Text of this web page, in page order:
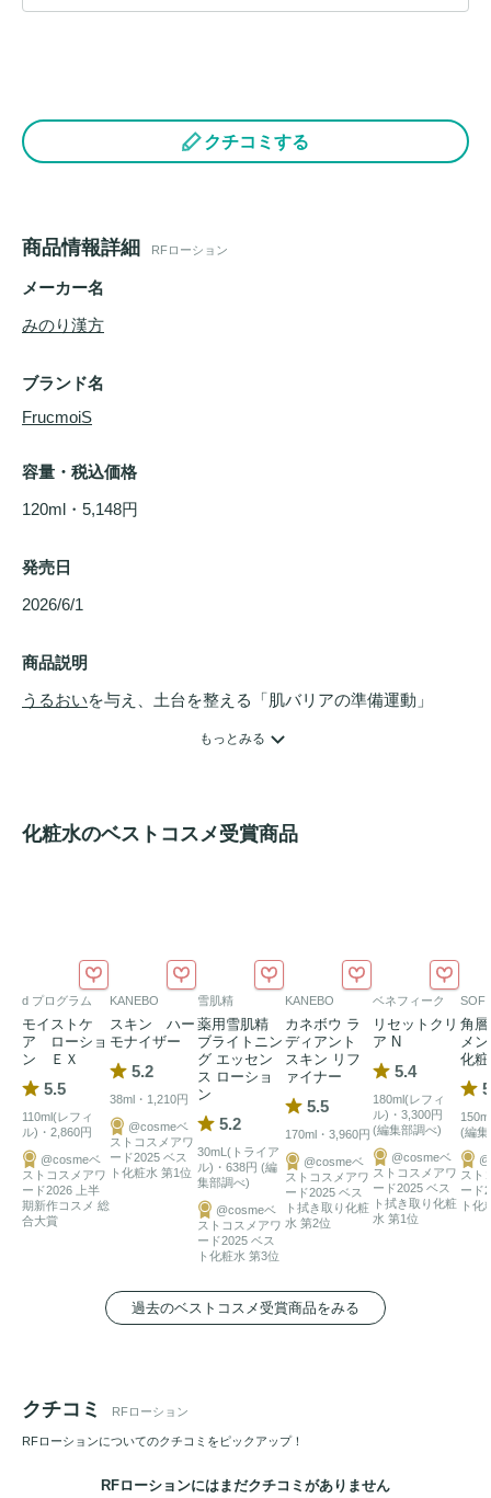
クチコミする
商品情報詳細 RFローション
メーカー名
みのり漢方
ブランド名
FrucmoiS
容量・税込価格
120ml・5,148円
発売日
2026/6/1
商品説明
うるおいを与え、土台を整える「肌バリアの準備運動」
す。スプレーミストタイプなので全身にも使えます。
験　皮膚一次刺激試験刺激なし、遺伝毒性試験 AMES陰性
全ての方にアレルギーが起きないということではありませ
もっとみる
化粧水のベストコスメ受賞商品
d プログラム
モイストケ
ア ローショ
ン ＥＸ
5.5
110ml(レフィ
ル)・2,860円
@cosmeベ
ストコスメアワ
ード2026 上半
期新作コスメ 総
合大賞
KANEBO
スキン ハー
モナイザー
5.2
38ml・1,210円
@cosmeベ
ストコスメアワ
ード2025 ベス
ト化粧水 第1位
雪肌精
薬用雪肌精
ブライトニン
グ エッセン
ス ローショ
ン
5.2
30mL(トライア
ル)・638円 (編
集部調べ)
@cosmeベ
ストコスメアワ
ード2025 ベス
ト化粧水 第3位
KANEBO
カネボウ ラ
ディアント
スキン リフ
ァイナー
5.5
170ml・3,960円
@cosmeベ
ストコスメアワ
ード2025 ベス
ト拭き取り化粧
水 第2位
ベネフィーク
リセットクリ
ア N
5.4
180ml(レフィ
ル)・3,300円
(編集部調べ)
@cosmeベ
ストコスメアワ
ード2025 ベス
ト拭き取り化粧
水 第1位
角
メ
化
(編集
スト
ード
ト化
過去のベストコスメ受賞商品をみる
クチコミ RFローション
RFローションについてのクチコミをピックアップ！
RFローションにはまだクチコミがありません